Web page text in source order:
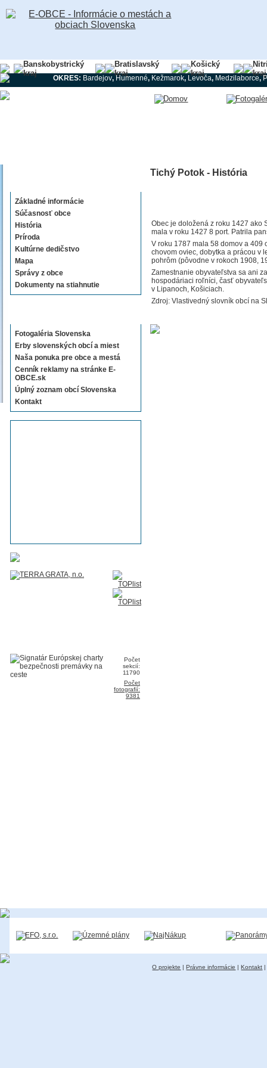
Banskobystrický
kraj
Bratislavský
kraj
Košický
kraj
kraj
OKRES: Bardejov,Humenné, Kežmarok, Levoča, Medzilaborce,
Základné informácie
Súčasnosť obce
História
Príroda
Kultúrne dedičstvo
Mapa
Správy z obce
Dokumenty na stiahnutie
Fotogaléria Slovenska
Erby slovenských obcí a miest
Naša ponuka pre obce a mestá
Cenník reklamy na stránke E-
OBCE.sk
Úplný zoznam obcí Slovenska
Kontakt
Počet
sekcií:
11790
Počet
fotografií:
9381
Tichý Potok - História
Obec je doložená z roku 1427 ako
mala v roku 1427 8 port. Patrila
V roku 1787 mala 58 domov a 409
chovom oviec, dobytka a prácou v
pohrôm (pôvodne v rokoch 1908,
Zamestnanie obyvateľstva sa ani
hospodáriaci roľníci, časť
v Lipanoch, Košiciach.
Zdroj: Vlastivedný slovník obcí na
O projekte |Právne informácie |Kontakt